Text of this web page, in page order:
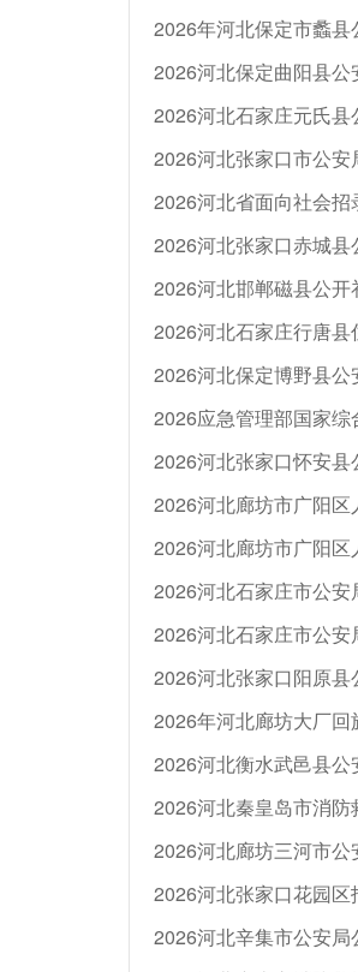
2026年河北保定市蠡
2026河北保定曲阳县
2026河北石家庄元氏
2026河北张家口市公
2026河北省面向社会
2026河北张家口赤城
2026河北邯郸磁县公
2026河北石家庄行唐
2026河北保定博野县
2026河北张家口怀安
2026河北廊坊市广阳
2026河北廊坊市广阳
2026河北石家庄市公
2026河北石家庄市公
2026河北张家口阳原
2026年河北廊坊大厂
2026河北衡水武邑县
2026河北秦皇岛市消
2026河北廊坊三河市
2026河北张家口花园
2026河北辛集市公安